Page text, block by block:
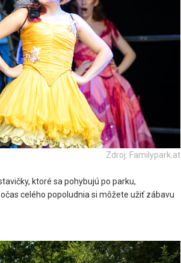
Zdroj: Familypark.at
ktoré sa pohybujú po parku,
celého popoludnia si môžete užiť zábavu